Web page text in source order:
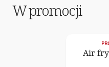
W promocji
Air